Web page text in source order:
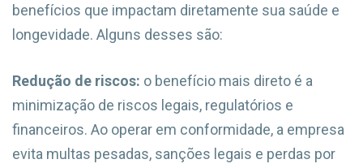
benefícios que impactam diretamente sua saúde e
longevidade. Alguns desses são:
Redução de riscos: o benefício mais direto é a
minimização de riscos legais, regulatórios e
financeiros. Ao operar em conformidade, a empresa
evita multas pesadas, sanções legais e perdas por